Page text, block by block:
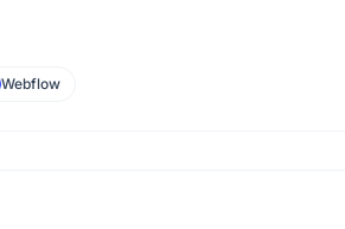
Webflow